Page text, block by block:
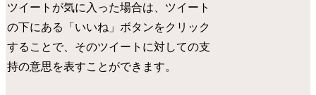
ツイートが気に入った場合は、ツイート
の下にある「いいね」ボタンをクリック
することで、そのツイートに対しての支
持の意思を表すことができます。